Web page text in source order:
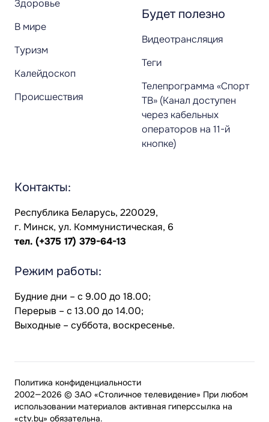
Здоровье
В мире
Туризм
Калейдоскоп
Происшествия
Будет полезно
Видеотрансляция
Теги
Телепрограмма «Спорт
ТВ» (Канал доступен
через кабельных
операторов на 11-й
кнопке)
Контакты:
Республика Беларусь, 220029,
г. Минск, ул. Коммунистическая, 6
тел. (+375 17) 379-64-13
Режим работы:
Будние дни – с 9.00 до 18.00;
Перерыв – с 13.00 до 14.00;
Выходные – суббота, воскресенье.
2002—2026 © ЗАО «Столичное телевидение» При любом
использовании материалов активная гиперссылка на
«ctv.by» обязательна.
Политика конфиденциальности